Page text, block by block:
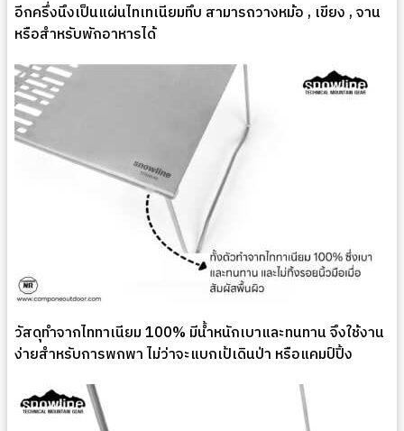
อีกครึ่งนึงเป็นแผ่นไทเทเนียมทึบ สามารถวางหม้อ , เขียง , จาน
หรือสำหรับพักอาหารได้
วัสดุทำจากไททาเนียม 100% มีน้ำหนักเบาและทนทาน จึงใช้งาน
ง่ายสำหรับการพกพา ไม่ว่าจะแบกเป้เดินป่า หรือแคมป์ปิ้ง